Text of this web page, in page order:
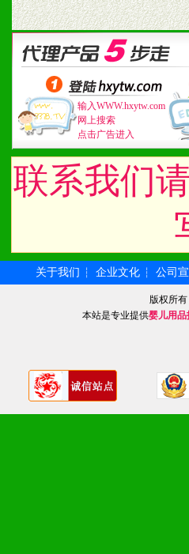
输入WWW.hxytw.com
网上搜索
点击广告进入
联系我们
关于我们 ┆ 企业文化 ┆ 公司
版权所
本站是专业提供婴儿用品